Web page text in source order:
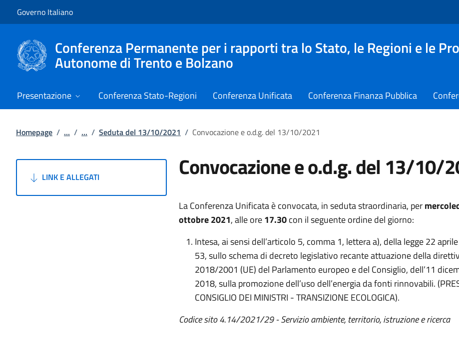
Governo Italiano
Conferenza Permanente per i rapporti tra lo Stato, le Regioni e le
Autonome di Trento e Bolzano
Presentazione Conferenza Stato-Regioni Conferenza Unificata Conferenza Finanza Pubblica
Homepage / ... / ... / Seduta del 13/10/2021 / Convocazione e o.d.g. del 13/10/2021
LINK E ALLEGATI Convocazione e o.d.g. del 13/10/
La Conferenza Unificata è convocata, in seduta straordinaria, per
ottobre 2021, alle ore17.30con il seguente ordine del giorno:
Intesa, ai sensi dell’articolo 5, comma 1, lettera a), della legge 22
53, sullo schema di decreto legislativo recante attuazione della
2018/2001 (UE) del Parlamento europeo e del Consiglio, dell’11
2018, sulla promozione dell’uso dell’energia da fonti rinnovabili.
CONSIGLIO DEI MINISTRI - TRANSIZIONE ECOLOGICA).
Codice sito 4.14/2021/29 - Servizio ambiente, territorio, istruzione e ricerca